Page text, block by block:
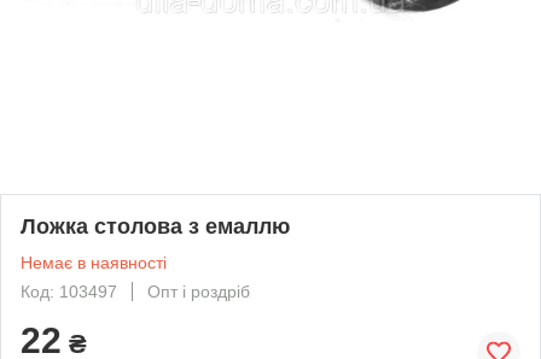
Ложка столова з емаллю
Немає в наявності
Код: 103497
Опт і роздріб
22 ₴